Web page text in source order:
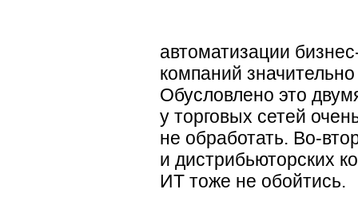
автоматизации
компаний
Обусловлено это
у торговых сетей
не обработать. Во-
и дистрибьюторских
ИТ тоже не обойтись.